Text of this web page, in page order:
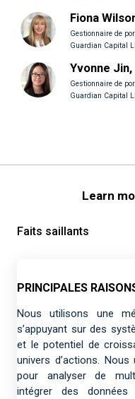
Fiona
Gestionnaire de
Guardian Capital
Yvonne Jin,
Gestionnaire de
Guardian Capital
Learn
Faits saillants
PRINCIPALES
Nous utilisons une
s’appuyant sur des
et le potentiel de
univers d’actions.
pour analyser de
intégrer des données